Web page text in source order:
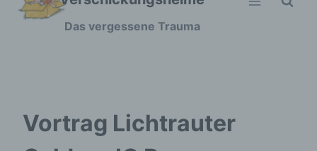
Zum
Das vergessene Trauma
Vortrag Lichtrauter